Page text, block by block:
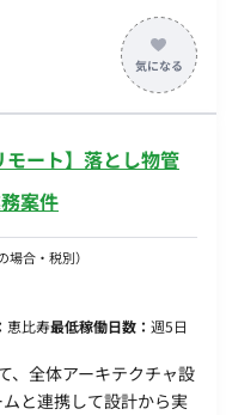
中間のイメージです）
合、消費税無しでのお支
ート】落とし物管
案件
場合・税別）
恵比寿最低稼働日数： 週5日
、全体アーキテクチャ設
と連携して設計から実